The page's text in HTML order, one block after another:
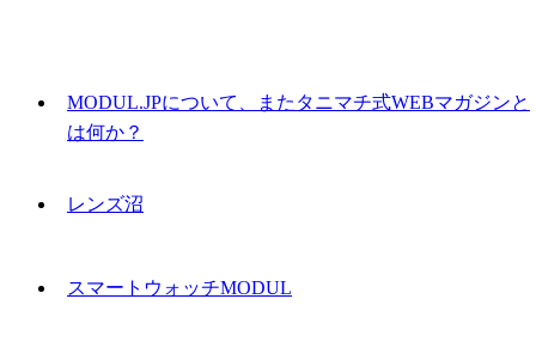
MODUL.JPについて、またタニマチ式WEBマガジンと
は何か？
レンズ沼
スマートウォッチMODUL